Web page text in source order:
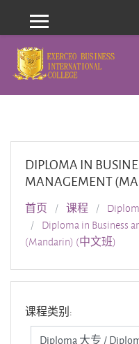
停靠面板
DIPLOMA IN
MANAGEMENT
首页 课程
Diploma in Business
(Mandarin) (中文班)
课程类别: